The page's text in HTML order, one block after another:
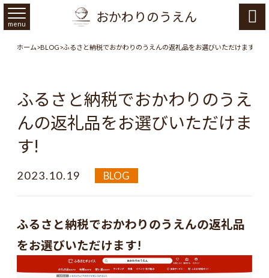
おかわりのうえん
menu 
ホーム>BLOG>ふるさと納税でおかわりのうえんの返礼品をお選びいただけます!
ふるさと納税でおかわりのうえ
んの返礼品をお選びいただけま
す!
2023.10.19 BLOG
ふるさと納税でおかわりのうえんの返礼品
をお選びいただけます!